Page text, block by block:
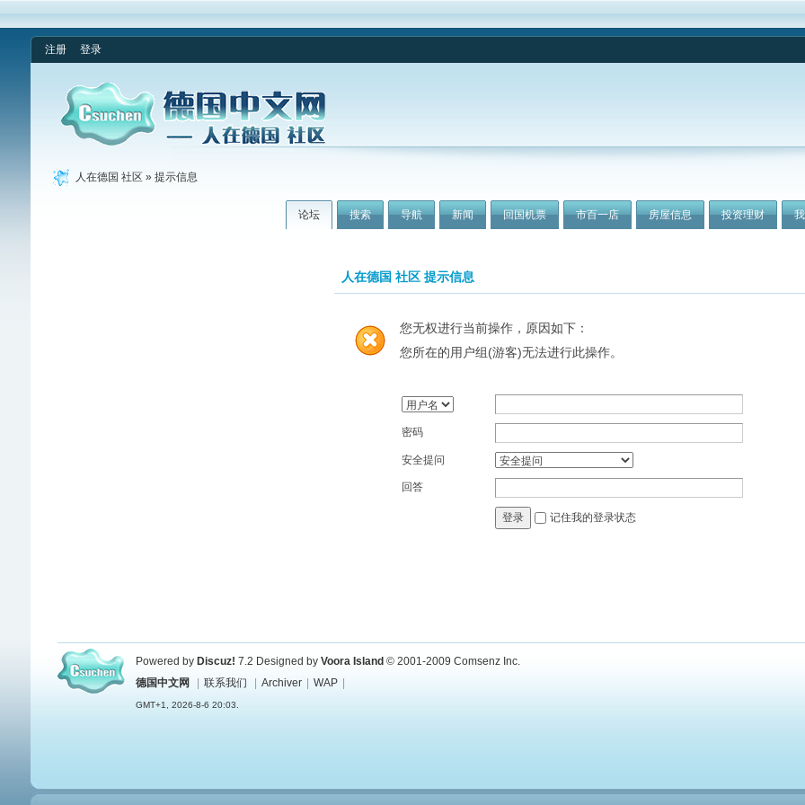
注册 登录
论坛 搜索 导航 新闻 回国机票 市百一店 房屋信息 投资理财
人在德国 社区 » 提示信息
人在德国 社区 提示信息
您无权进行当前操作，原因如下：
您所在的用户组(游客)无法进行此操作。
密码
安全提问
回答
登录 记住我的登录状态
Powered by Discuz! 7.2 Designed by Voora Island © 2001-2009 Comsenz Inc.
德国中文网
联系我们 Archiver WAP
GMT+1, 2026-8-6 20:03.